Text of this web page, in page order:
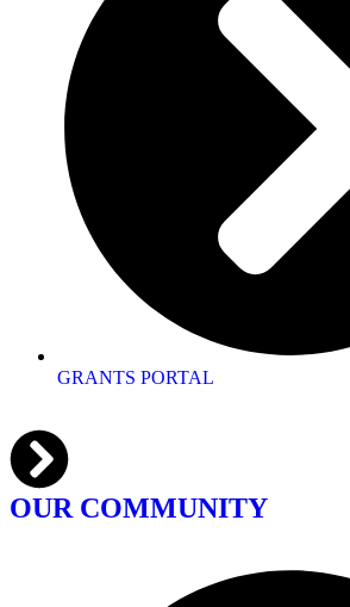
GRANTS PORTAL
OUR COMMUNITY